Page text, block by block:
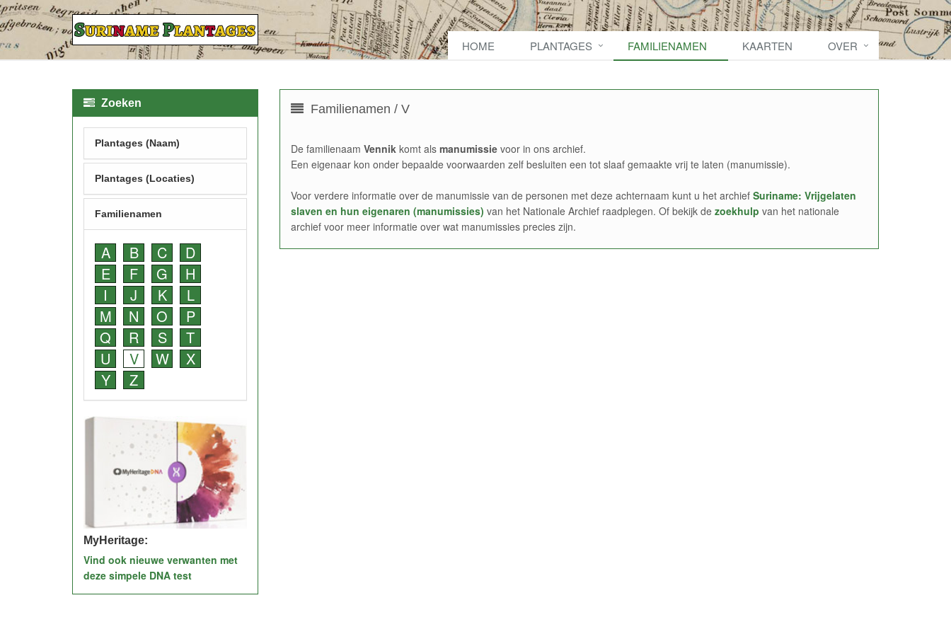
HOME PLANTAGES FAMILIENAMEN KAARTEN OVER
Familienamen / V
De familienaam Vennikkomt als manumissievoor in ons archief.
Een eigenaar kon onder bepaalde voorwaarden zelf besluiten een tot slaaf gemaakte vrij te laten (manumissie).
Voor verdere informatie over de manumissie van de personen met deze achternaam kunt u het archief Suriname: Vrijgelaten
slaven en hun eigenaren (manumissies) van het Nationale Archief raadplegen. Of bekijk de zoekhulp van het nationale
archief voor meer informatie over wat manumissies precies zijn.
Zoeken
Plantages (Naam)
Plantages (Locaties)
Familienamen
A B C
D
E
F G
H
I
J K
L
M
N O
P
Q
R S
T
U
V W
X
Y
Z
MyHeritage:
Vind ook nieuwe verwanten met
deze simpele DNA test